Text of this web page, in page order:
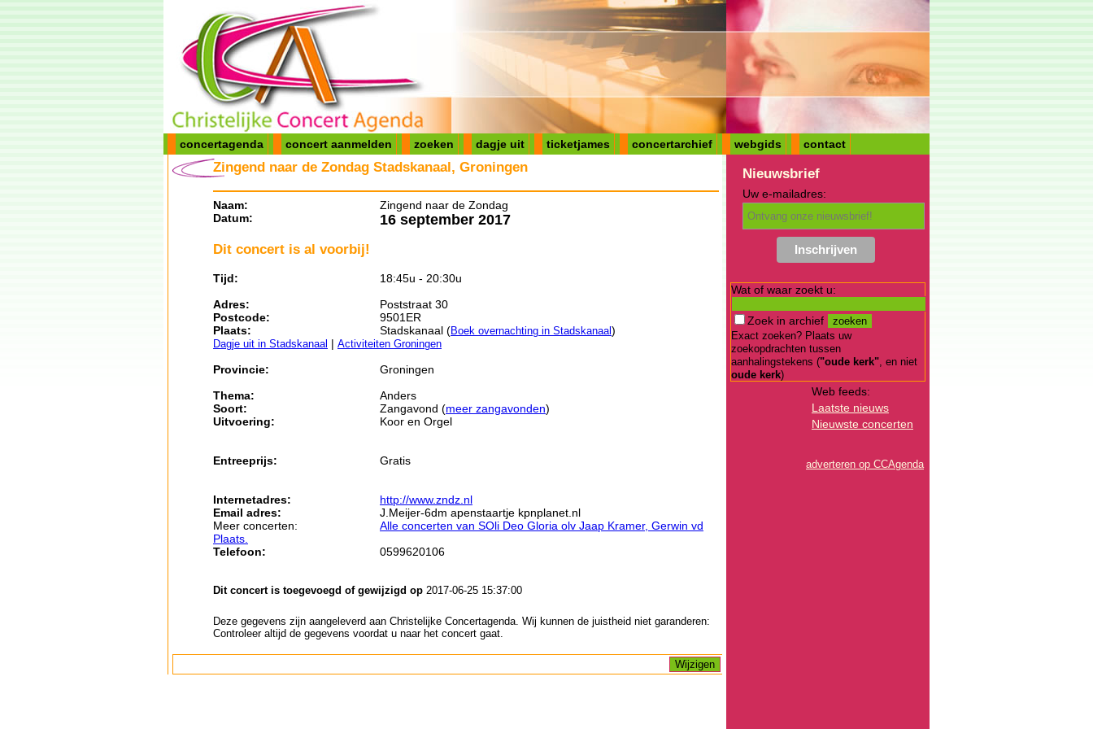
concertagenda concert aanmelden zoeken dagje uit ticketjames concertarchief webgids contact
Zingend naar de Zondag Stadskanaal, Groningen
Naam:
Zingend naar de Zondag
Datum:
16 september 2017
Dit concert is al voorbij!
Tijd:
18:45u - 20:30u
Adres:
Poststraat 30
Postcode:
9501ER
Plaats:
Stadskanaal (Boek overnachting in Stadskanaal)
Dagje uit in Stadskanaal | Activiteiten Groningen
Provincie:
Groningen
Thema:
Anders
Soort:
Zangavond (meer zangavonden)
Uitvoering:
Koor en Orgel
Entreeprijs: Gratis
Internetadres:
http://www.zndz.nl
Email adres:
J.Meijer-6dm apenstaartje kpnplanet.nl
Meer concerten:
Alle concerten van SOli Deo Gloria olv Jaap Kramer, Gerwin vd
Plaats.
Telefoon:
0599620106
Dit concert is toegevoegd of gewijzigd op 2017-06-25 15:37:00
Deze gegevens zijn aangeleverd aan Christelijke Concertagenda. Wij kunnen de juistheid niet garanderen:
Controleer altijd de gegevens voordat u naar het concert gaat.
Nieuwsbrief
Uw e-mailadres:
Wat of waar zoekt u:
Zoek in archief
Exact zoeken? Plaats uw
zoekopdrachten tussen
aanhalingstekens ("oude kerk", en niet
oude kerk)
Web feeds:
Laatste nieuws
Nieuwste concerten
adverteren op CCAgenda